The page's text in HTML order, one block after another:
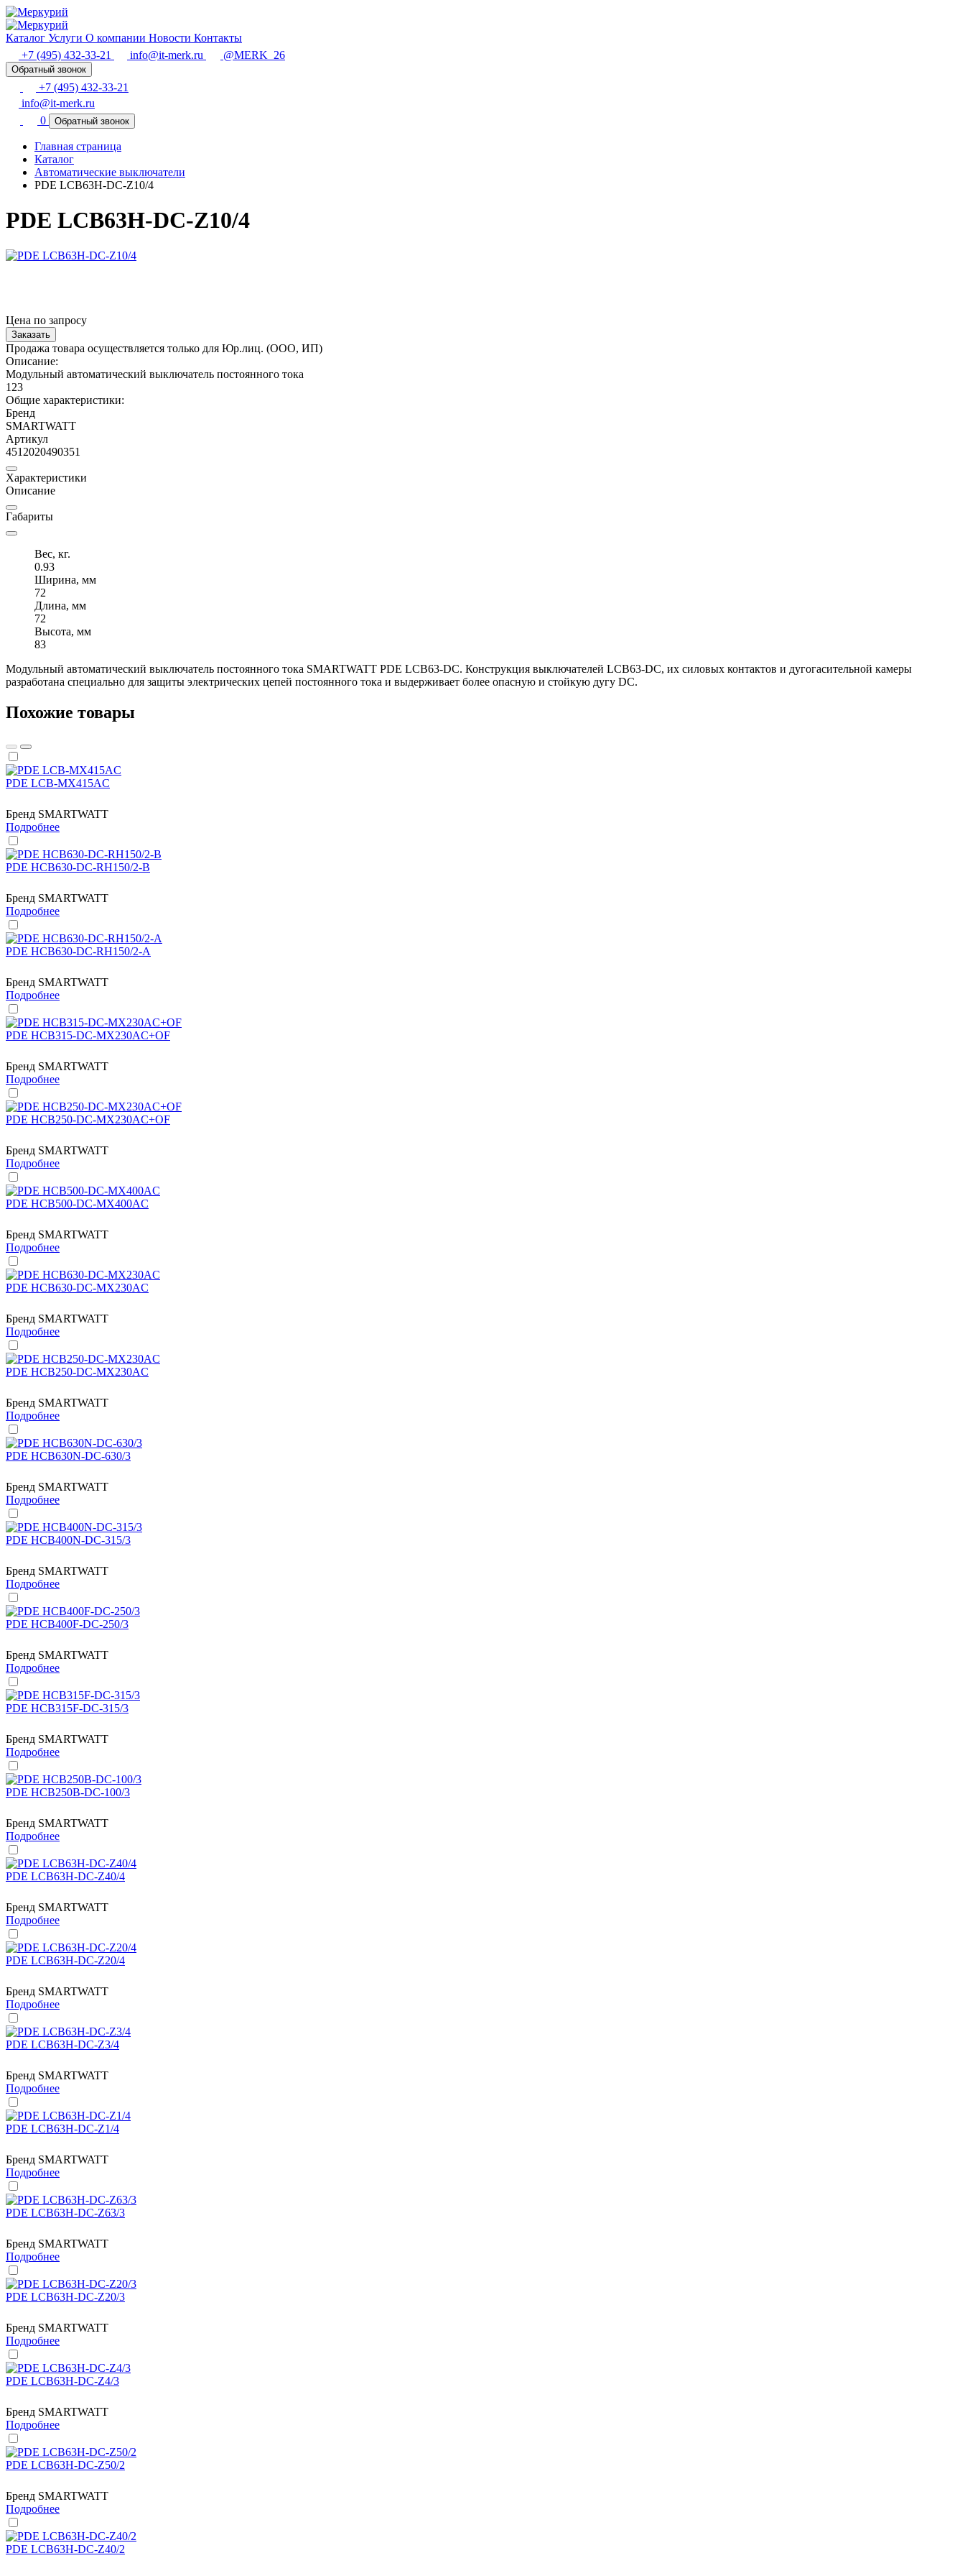
Каталог Услуги О компании Новости Контакты
+7 (495) 432-33-21
info@it-merk.ru @MERK_26
Обратный звонок
+7 (495) 432-33-21
info@it-merk.ru
0
Обратный звонок
Главная страница
Каталог
Автоматические выключатели
PDE LCB63H-DC-Z10/4
PDE LCB63H-DC-Z10/4
Цена по запросу
Заказать
Продажа товара осуществляется только для Юр.лиц. (ООО, ИП)
Описание:
Модульный автоматический выключатель постоянного тока
123
Общие характеристики:
Бренд
SMARTWATT
Артикул
4512020490351
Характеристики
Описание
Габариты
Вес, кг.
0.93
Ширина, мм
72
Длина, мм
72
Высота, мм
83
Модульный автоматический выключатель постоянного тока SMARTWATT PDE LCB63-DC. Конструкция выключателей LCB63-DC, их силовых контактов и дугогасительной камеры
разработана специально для защиты электрических цепей постоянного тока и выдерживает более опасную и стойкую дугу DC.
Похожие товары
PDE LCB-MX415AC
Бренд SMARTWATT
Подробнее
PDE HCB630-DC-RH150/2-B
Бренд SMARTWATT
Подробнее
PDE HCB630-DC-RH150/2-A
Бренд SMARTWATT
Подробнее
PDE HCB315-DC-MX230AC+OF
Бренд SMARTWATT
Подробнее
PDE HCB250-DC-MX230AC+OF
Бренд SMARTWATT
Подробнее
PDE HCB500-DC-MX400AC
Бренд SMARTWATT
Подробнее
PDE HCB630-DC-MX230AC
Бренд SMARTWATT
Подробнее
PDE HCB250-DC-MX230AC
Бренд SMARTWATT
Подробнее
PDE HCB630N-DC-630/3
Бренд SMARTWATT
Подробнее
PDE HCB400N-DC-315/3
Бренд SMARTWATT
Подробнее
PDE HCB400F-DC-250/3
Бренд SMARTWATT
Подробнее
PDE HCB315F-DC-315/3
Бренд SMARTWATT
Подробнее
PDE HCB250B-DC-100/3
Бренд SMARTWATT
Подробнее
PDE LCB63H-DC-Z40/4
Бренд SMARTWATT
Подробнее
PDE LCB63H-DC-Z20/4
Бренд SMARTWATT
Подробнее
PDE LCB63H-DC-Z3/4
Бренд SMARTWATT
Подробнее
PDE LCB63H-DC-Z1/4
Бренд SMARTWATT
Подробнее
PDE LCB63H-DC-Z63/3
Бренд SMARTWATT
Подробнее
PDE LCB63H-DC-Z20/3
Бренд SMARTWATT
Подробнее
PDE LCB63H-DC-Z4/3
Бренд SMARTWATT
Подробнее
PDE LCB63H-DC-Z50/2
Бренд SMARTWATT
Подробнее
PDE LCB63H-DC-Z40/2